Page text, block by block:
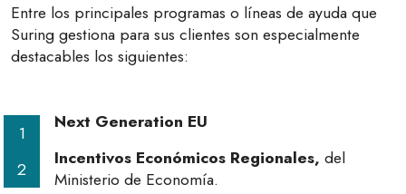
Entre los principales programas o líneas de ayuda que
Suring gestiona para sus clientes son especialmente
destacables los siguientes:
Next Generation EU
Incentivos Económicos Regionales, del
Ministerio de Economía.